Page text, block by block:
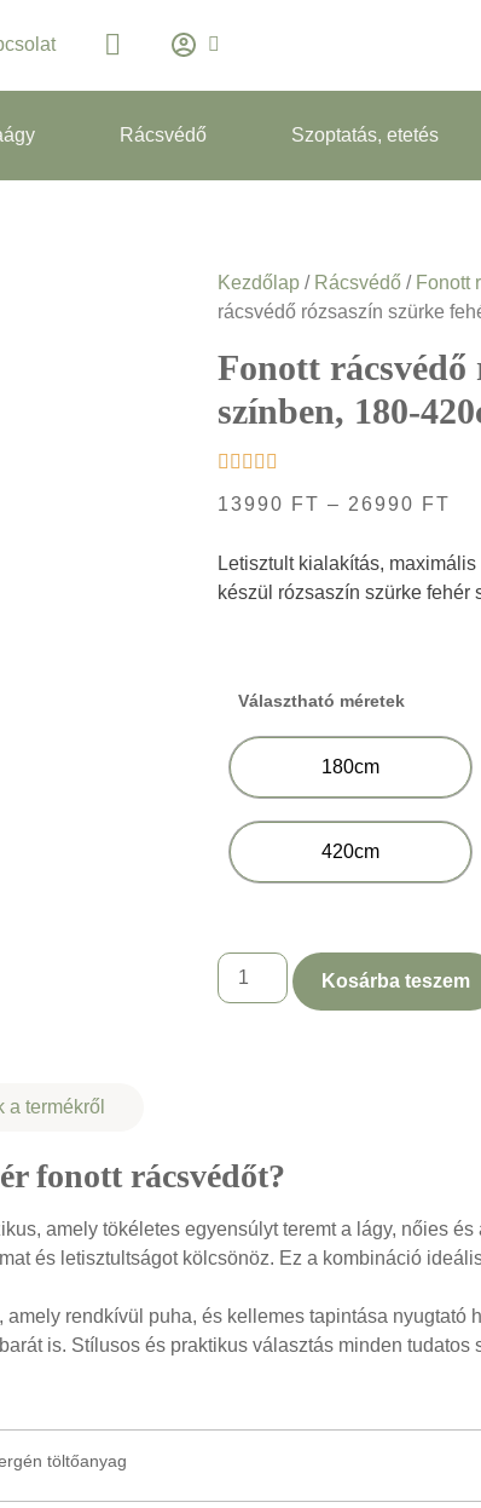
Rácsvédő Szoptatás, etetés
Kezdőlap/ Rácsvédő/ Fonott
rácsvédő rózsaszín szürke
Fonott rácsvédő
színben, 180-
13990 FT – 26990 FT
Letisztult kialakítás,
készül rózsaszín szürke fehér
Választható méretek
180cm
420cm
Kosárba teszem
a termékről
fonott rácsvédőt?
amely tökéletes egyensúlyt teremt a lágy, nőies
és letisztultságot kölcsönöz. Ez a kombináció
rendkívül puha, és kellemes tapintása nyugtató
is. Stílusos és praktikus választás minden tudatos
töltőanyag